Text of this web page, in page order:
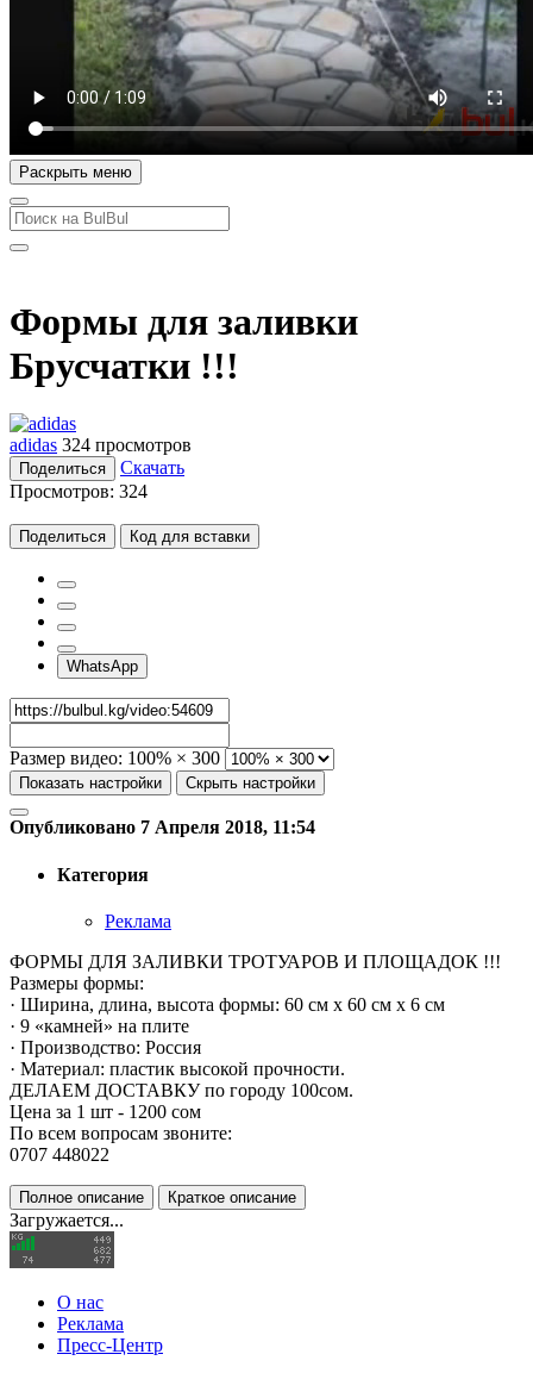
Раскрыть меню
Формы для заливки
Брусчатки !!!
adidas 324 просмотров
Поделиться
Скачать
Просмотров: 324
Поделиться Код для вставки
WhatsApp
Размер видео: 100% × 300
Показать настройки Скрыть настройки
Опубликовано 7 Апреля 2018, 11:54
Категория
Реклама
ФОРМЫ ДЛЯ ЗАЛИВКИ ТРОТУАРОВ И ПЛОЩАДОК !!!
Размеры формы:
· Ширина, длина, высота формы: 60 см x 60 см x 6 см
· 9 «камней» на плите
· Производство: Россия
· Материал: пластик высокой прочности.
ДЕЛАЕМ ДОСТАВКУ по городу 100сом.
Цена за 1 шт - 1200 сом
По всем вопросам звоните:
0707 448022
Полное описание Краткое описание
Загружается...
О нас
Реклама
Пресс-Центр